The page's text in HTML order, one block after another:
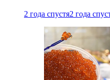
2 года спустя2 года